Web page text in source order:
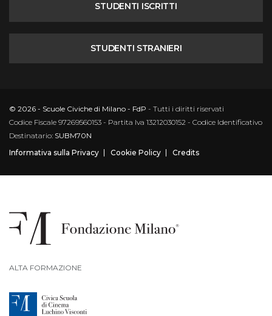
STUDENTI ISCRITTI
STUDENTI STRANIERI
© 2026 - Scuole Civiche di Milano - FdP - Tutti i diritti riservati
Codice Fiscale 97269560153 - Partita Iva 13212030152 - Codice Identificativo
Destinatario: SUBM70N
Informativa sulla Privacy
Cookie Policy Credits
ALTA FORMAZIONE